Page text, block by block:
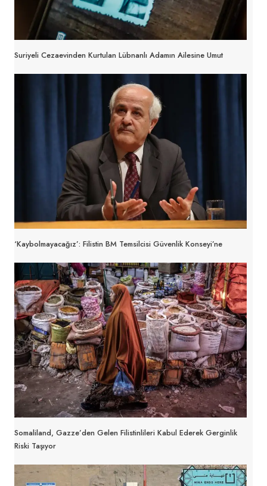
Suriyeli Cezaevinden Kurtulan Lübnanlı Adamın Ailesine Umut
‘Kaybolmayacağız’: Filistin BM Temsilcisi Güvenlik Konseyi’ne
Somaliland, Gazze’den Gelen Filistinlileri Kabul Ederek Gerginlik
Riski Taşıyor